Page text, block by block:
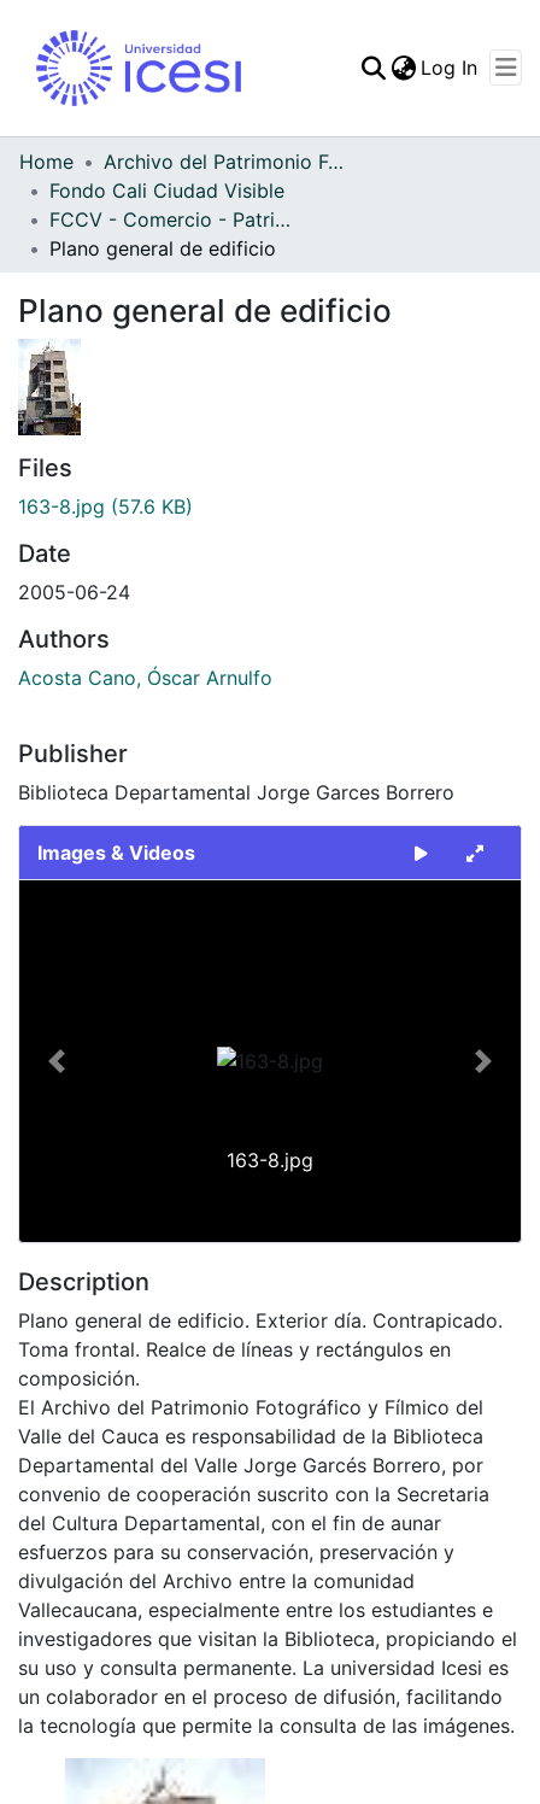
Log In
Home
Archivo del Patrimonio Fotográfico y Fílmico del Valle del Cauca
Fondo Cali Ciudad Visible
FCCV - Comercio - Patrimonial
Plano general de edificio
Plano general de edificio
Files
163-8.jpg (57.6 KB)
Date
2005-06-24
Authors
Acosta Cano, Óscar Arnulfo
Publisher
Biblioteca Departamental Jorge Garces Borrero
Images & Videos
163-8.jpg
Previous Next
Description
Plano general de edificio. Exterior día. Contrapicado.
Toma frontal. Realce de líneas y rectángulos en
composición.
El Archivo del Patrimonio Fotográfico y Fílmico del
Valle del Cauca es responsabilidad de la Biblioteca
Departamental del Valle Jorge Garcés Borrero, por
convenio de cooperación suscrito con la Secretaria
del Cultura Departamental, con el fin de aunar
esfuerzos para su conservación, preservación y
divulgación del Archivo entre la comunidad
Vallecaucana, especialmente entre los estudiantes e
investigadores que visitan la Biblioteca, propiciando el
su uso y consulta permanente. La universidad Icesi es
un colaborador en el proceso de difusión, facilitando
la tecnología que permite la consulta de las imágenes.